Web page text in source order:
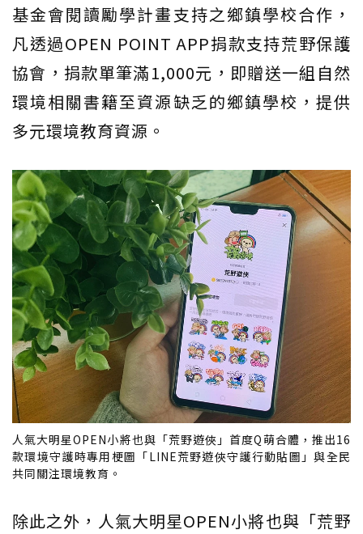
基金會閱讀勵學計畫支持之鄉鎮學校合作，
凡透過OPEN POINT APP捐款支持荒野保護
協會，捐款單筆滿1,000元，即贈送一組自然
環境相關書籍至資源缺乏的鄉鎮學校，提供
多元環境教育資源。
人氣大明星OPEN小將也與「荒野遊俠」首度Q萌合體，推出16
款環境守護時專用梗圖「LINE荒野遊俠守護行動貼圖」與全民
共同關注環境教育。
除此之外，人氣大明星OPEN小將也與「荒野